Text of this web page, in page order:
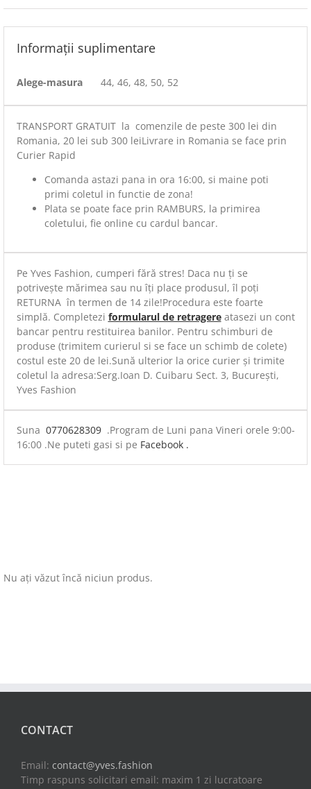
Informații suplimentare
Alege-masura 44, 46, 48, 50, 52
TRANSPORT GRATUIT la comenzile de peste 300 lei din
Romania, 20 lei sub 300 leiLivrare in Romania se face prin
Curier Rapid
Comanda astazi pana in ora 16:00, si maine poti
primi coletul in functie de zona!
Plata se poate face prin RAMBURS, la primirea
coletului, fie online cu cardul bancar.
Pe Yves Fashion, cumperi fără stres! Daca nu ți se
potrivește mărimea sau nu îți place produsul, îl poți
RETURNA în termen de 14 zile!Procedura este foarte
simplă. Completezi formularul de retragereatasezi un cont
bancar pentru restituirea banilor. Pentru schimburi de
produse (trimitem curierul si se face un schimb de colete)
costul este 20 de lei.Sună ulterior la orice curier și trimite
coletul la adresa:Serg.Ioan D. Cuibaru Sect. 3, București,
Yves Fashion
Suna 0770628309.Program de Luni pana Vineri orele 9:00-
16:00 .Ne puteti gasi si pe Facebook .
Nu ați văzut încă niciun produs.
CONTACT
Email: contact@yves.fashion
Timp raspuns solicitari email: maxim 1 zi lucratoare